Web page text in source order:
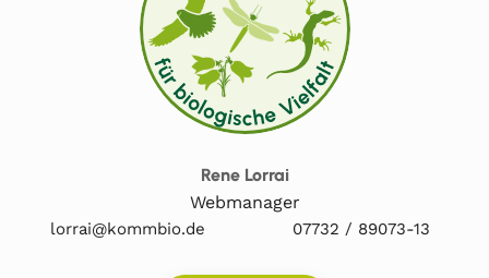
Rene Lorrai
Webmanager
lorrai@kommbio.de 07732 / 89073-13